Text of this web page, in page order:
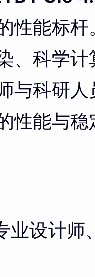
性能标
、科学
与科研
性能与
业设计